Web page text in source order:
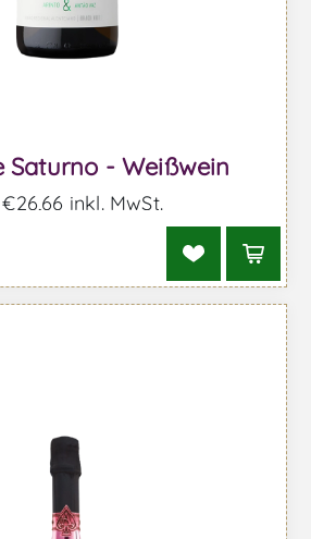
Saturno - Weißwein
inkl. MwSt.